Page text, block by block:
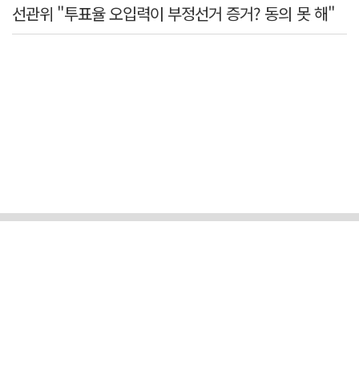
선관위 "투표율 오입력이 부정선거 증거? 동의 못 해"